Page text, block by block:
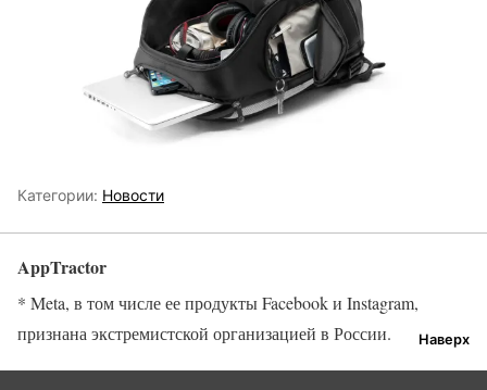
Категории: Новости
AppTractor
Наверх
* Meta, в том числе ее продукты Facebook и Instagram,
признана экстремистской организацией в России.